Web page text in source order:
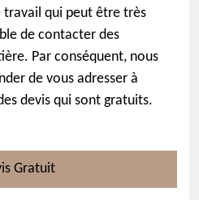
travail qui peut être très
de contacter des
Par conséquent, nous
de vous adresser à
devis qui sont gratuits.
Gratuit